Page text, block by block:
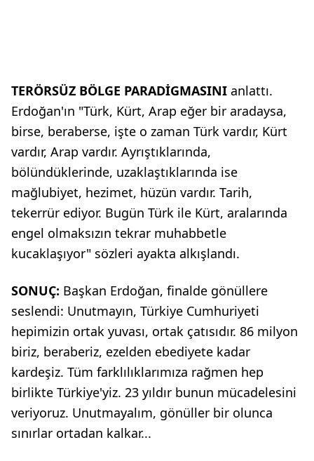
TERÖRSÜZ BÖLGE PARADİGMASINI anlattı.
Erdoğan'ın "Türk, Kürt, Arap eğer bir aradaysa,
birse, beraberse, işte o zaman Türk vardır, Kürt
vardır, Arap vardır. Ayrıştıklarında,
bölündüklerinde, uzaklaştıklarında ise
mağlubiyet, hezimet, hüzün vardır. Tarih,
tekerrür ediyor. Bugün Türk ile Kürt, aralarında
engel olmaksızın tekrar muhabbetle
kucaklaşıyor" sözleri ayakta alkışlandı.
SONUÇ: Başkan Erdoğan, finalde gönüllere
seslendi: Unutmayın, Türkiye Cumhuriyeti
hepimizin ortak yuvası, ortak çatısıdır. 86 milyon
biriz, beraberiz, ezelden ebediyete kadar
kardeşiz. Tüm farklılıklarımıza rağmen hep
birlikte Türkiye'yiz. 23 yıldır bunun mücadelesini
veriyoruz. Unutmayalım, gönüller bir olunca
sınırlar ortadan kalkar...